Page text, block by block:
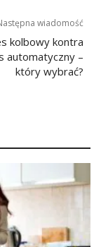
wiadomość
kolbowy kontra
automatyczny –
który wybrać?